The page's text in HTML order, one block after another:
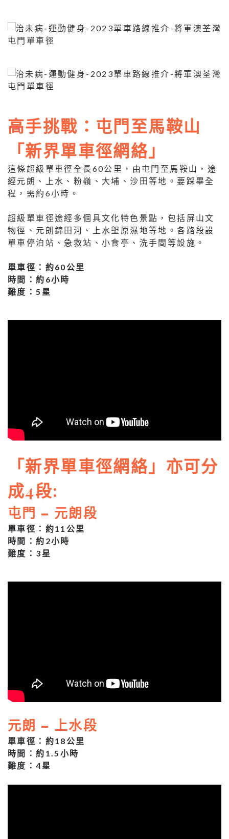
高手挑戰：屯門至馬鞍山
「新界單車徑網絡」
這條超級單車徑全長60公里，由屯門至馬鞍山，途
經元朗、上水、粉嶺、大埔、沙田等地。要踩畢全
程，需約6小時。
超級單車徑途經多個具文化特色景點，包括屏山文
物徑、元朗錦田河、上水塱原濕地等地。各路段設
單車停泊站、急救站、小食亭、洗手間等設施。
單車徑：約60公里
時間：約6小時
難度：5星
「新界單車徑網絡」亦可分
成4段:
屯門 – 元朗段
單車徑：約11公里
時間：約2小時
難度：3星
元朗 – 上水段
單車徑：約18公里
時間：約1.5小時
難度：4星